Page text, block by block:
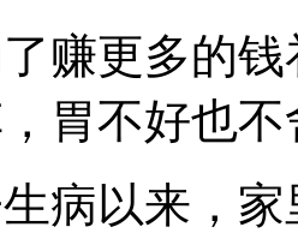
更多的钱
胃不好也
以来，家